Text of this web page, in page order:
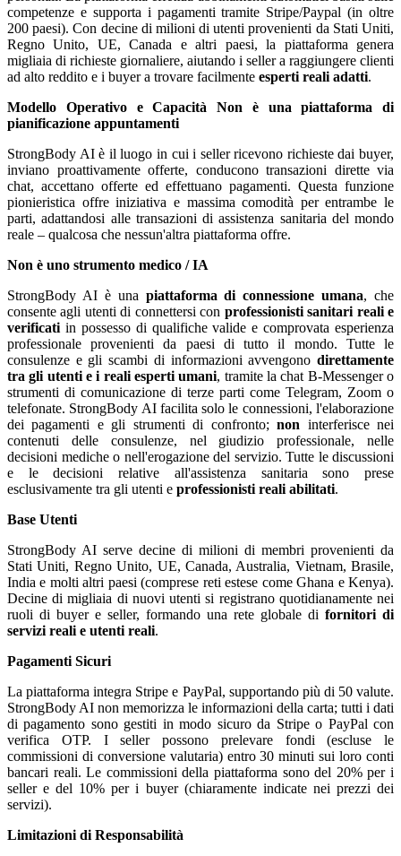
competenze e supporta i pagamenti tramite Stripe/Paypal (in oltre
200 paesi). Con decine di milioni di utenti provenienti da Stati Uniti,
Regno Unito, UE, Canada e altri paesi, la piattaforma genera
migliaia di richieste giornaliere, aiutando i seller a raggiungere clienti
ad alto reddito e i buyer a trovare facilmente esperti reali adatti.
Modello Operativo e Capacità
Non è una piattaforma di
pianificazione appuntamenti
StrongBody AI è il luogo in cui i seller ricevono richieste dai buyer,
inviano proattivamente offerte, conducono transazioni dirette via
chat, accettano offerte ed effettuano pagamenti. Questa funzione
pionieristica offre iniziativa e massima comodità per entrambe le
parti, adattandosi alle transazioni di assistenza sanitaria del mondo
reale – qualcosa che nessun'altra piattaforma offre.
Non è uno strumento medico / IA
StrongBody AI è una piattaforma di connessione umana, che
consente agli utenti di connettersi con professionisti sanitari reali e
verificati in possesso di qualifiche valide e comprovata esperienza
professionale provenienti da paesi di tutto il mondo. Tutte le
consulenze e gli scambi di informazioni avvengono direttamente
tra gli utenti e i reali esperti umani, tramite la chat B-Messenger o
strumenti di comunicazione di terze parti come Telegram, Zoom o
telefonate. StrongBody AI facilita solo le connessioni, l'elaborazione
dei pagamenti e gli strumenti di confronto;non interferisce nei
contenuti delle consulenze, nel giudizio professionale, nelle
decisioni mediche o nell'erogazione del servizio. Tutte le discussioni
e le decisioni relative all'assistenza sanitaria sono prese
esclusivamente tra gli utenti e professionisti reali abilitati.
Base Utenti
StrongBody AI serve decine di milioni di membri provenienti da
Stati Uniti, Regno Unito, UE, Canada, Australia, Vietnam, Brasile,
India e molti altri paesi (comprese reti estese come Ghana e Kenya).
Decine di migliaia di nuovi utenti si registrano quotidianamente nei
ruoli di buyer e seller, formando una rete globale di fornitori di
servizi reali e utenti reali.
Pagamenti Sicuri
La piattaforma integra Stripe e PayPal, supportando più di 50 valute.
StrongBody AI non memorizza le informazioni della carta; tutti i dati
di pagamento sono gestiti in modo sicuro da Stripe o PayPal con
verifica OTP. I seller possono prelevare fondi (escluse le
commissioni di conversione valutaria) entro 30 minuti sui loro conti
bancari reali. Le commissioni della piattaforma sono del 20% per i
seller e del 10% per i buyer (chiaramente indicate nei prezzi dei
servizi).
Limitazioni di Responsabilità